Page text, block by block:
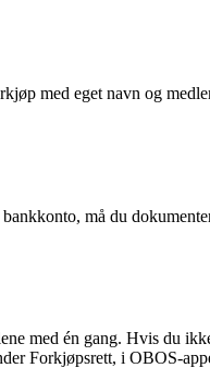
med eget navn og
må du
med én gang. Hvis du
Forkjøpsrett, i OBOS-